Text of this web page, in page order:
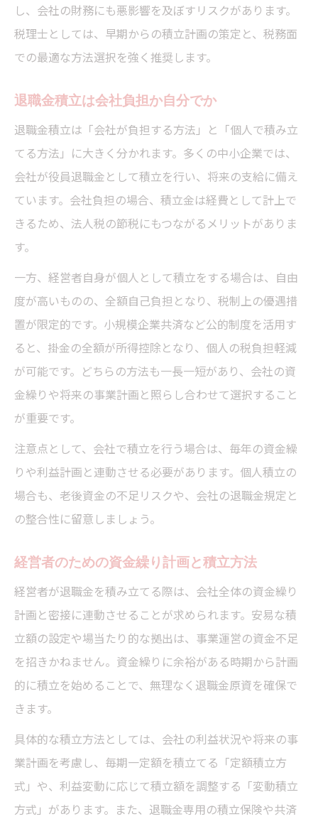
経営者に適した小規模共済の活用方法
税理士おすすめの共済制度見直しポイント
経営セーフティ共済と退職金制度の違いに注目
税理士が語る経営セーフティ共済の目的
退職金積立と倒産防止共済の違いを整理
経営者退職金共済とセーフティ共済の比較
解約手当金を退職金原資にする際の注意点
会社損金算入タイミングを税理士が解説
税理士が解説する役員退職金規定の重要性
過大役員退職金のリスクと回避策を税理士
が伝授
退職金積立と資金繰り計画の連動ポイント
就業規則見直し時の税理士の注意点
し、会社の財務にも悪影響を及ぼすリスクがあります。
税理士としては、早期からの積立計画の策定と、税務面
での最適な方法選択を強く推奨します。
退職金積立は会社負担か自分でか
退職金積立は「会社が負担する方法」と「個人で積み立
てる方法」に大きく分かれます。多くの中小企業では、
会社が役員退職金として積立を行い、将来の支給に備え
ています。会社負担の場合、積立金は経費として計上で
きるため、法人税の節税にもつながるメリットがありま
す。
一方、経営者自身が個人として積立をする場合は、自由
度が高いものの、全額自己負担となり、税制上の優遇措
置が限定的です。小規模企業共済など公的制度を活用す
ると、掛金の全額が所得控除となり、個人の税負担軽減
が可能です。どちらの方法も一長一短があり、会社の資
金繰りや将来の事業計画と照らし合わせて選択すること
が重要です。
注意点として、会社で積立を行う場合は、毎年の資金繰
りや利益計画と連動させる必要があります。個人積立の
場合も、老後資金の不足リスクや、会社の退職金規定と
の整合性に留意しましょう。
経営者のための資金繰り計画と積立方法
経営者が退職金を積み立てる際は、会社全体の資金繰り
計画と密接に連動させることが求められます。安易な積
立額の設定や場当たり的な拠出は、事業運営の資金不足
を招きかねません。資金繰りに余裕がある時期から計画
的に積立を始めることで、無理なく退職金原資を確保で
きます。
具体的な積立方法としては、会社の利益状況や将来の事
業計画を考慮し、毎期一定額を積立てる「定額積立方
式」や、利益変動に応じて積立額を調整する「変動積立
方式」があります。また、退職金専用の積立保険や共済